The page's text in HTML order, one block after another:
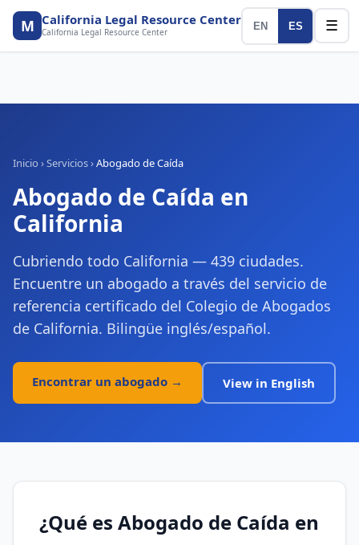
M California Legal Resource Center
California Legal Resource Center
EN ES ☰
Inicio ›Servicios›Abogado de Caída
Abogado de Caída en
California
Cubriendo todo California — 439 ciudades.
Encuentre un abogado a través del servicio de
referencia certificado del Colegio de Abogados
de California. Bilingüe inglés/español.
Encontrar un abogado → View in English
¿Qué es Abogado de Caída en